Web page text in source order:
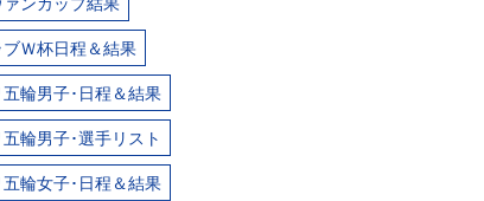
ブＷ杯日程＆結果
輪男子･日程＆結果
輪男子･選手リスト
輪女子･日程＆結果